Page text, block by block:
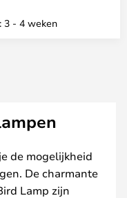
3 - 4 weken
de mogelijkheid
De charmante
Lamp zijn